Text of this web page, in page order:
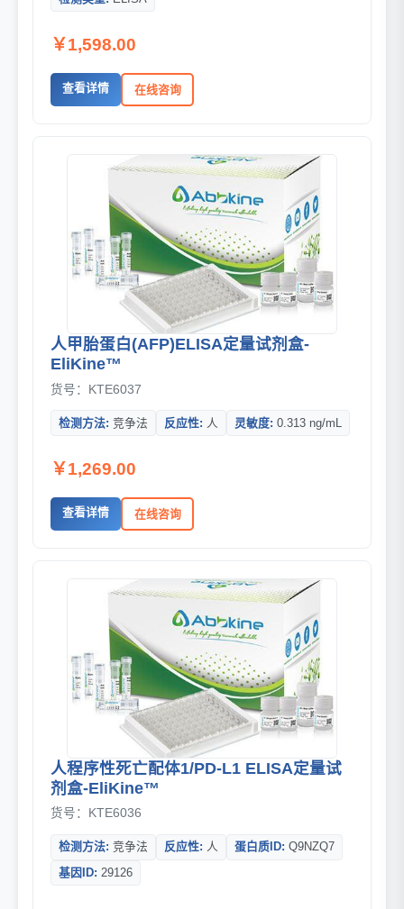
￥1,598.00
查看详情 在线咨询
人甲胎蛋白(AFP)ELISA定量试剂盒-
EliKine™
货号：KTE6037
检测方法: 竞争法 反应性: 人 灵敏度: 0.313 ng/mL
￥1,269.00
查看详情 在线咨询
人程序性死亡配体1/PD-L1 ELISA定量试
剂盒-EliKine™
货号：KTE6036
检测方法: 竞争法 反应性: 人 蛋白质ID: Q9NZQ7
基因ID: 29126